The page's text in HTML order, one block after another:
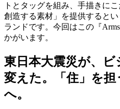
トとタッグを組み、手描きに
創造する素材」を提供すると
ランドです。今回はこの『
かがいます。
東日本大震災が、
変えた。「住」を
へ。